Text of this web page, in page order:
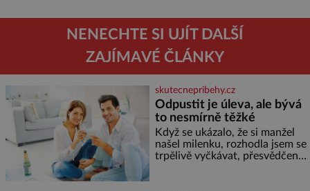
NENECHTE SI UJÍT DALŠÍ
ZAJÍMAVÉ ČLÁNKY
skutecnepribehy.cz
Odpustit je úleva, ale bývá
to nesmírně těžké
Když se ukázalo, že si manžel
našel milenku, rozhodla jsem se
trpělivě vyčkávat, přesvědčena,